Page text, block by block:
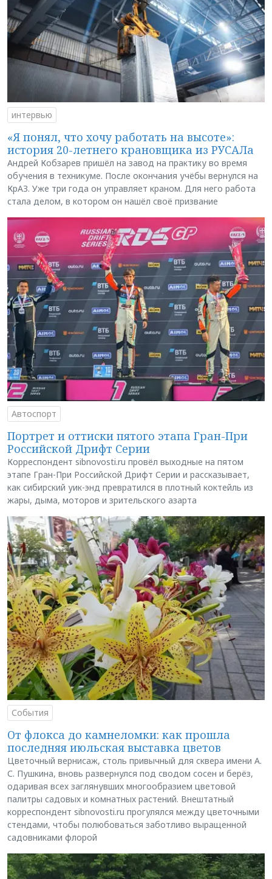
интервью
«Я понял, что хочу работать на высоте»:
история 20-летнего крановщика из РУСАЛа
Андрей Кобзарев пришёл на завод на практику во время
обучения в техникуме. После окончания учёбы вернулся на
КрАЗ. Уже три года он управляет краном. Для него работа
стала делом, в котором он нашёл своё призвание
Автоспорт
Портрет и оттиски пятого этапа Гран-При
Российской Дрифт Серии
Корреспондент sibnovosti.ru провёл выходные на пятом
этапе Гран-При Российской Дрифт Серии и рассказывает,
как сибирский уик-энд превратился в плотный коктейль из
жары, дыма, моторов и зрительского азарта
События
От флокса до камнеломки: как прошла
последняя июльская выставка цветов
Цветочный вернисаж, столь привычный для сквера имени А.
С. Пушкина, вновь развернулся под сводом сосен и берёз,
одаривая всех заглянувших многообразием цветовой
палитры садовых и комнатных растений. Внештатный
корреспондент sibnovosti.ru прогулялся между цветочными
стендами, чтобы полюбоваться заботливо выращенной
садовниками флорой